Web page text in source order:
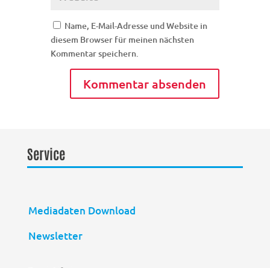
Name, E-Mail-Adresse und Website in
diesem Browser für meinen nächsten
Kommentar speichern.
Service
Mediadaten Download
Newsletter